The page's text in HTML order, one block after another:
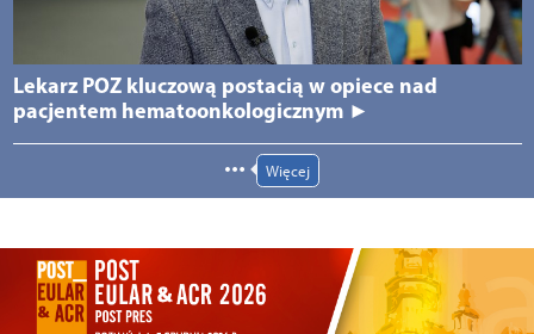
Lekarz POZ kluczową postacią w opiece nad
pacjentem hematoonkologicznym ►
Więcej